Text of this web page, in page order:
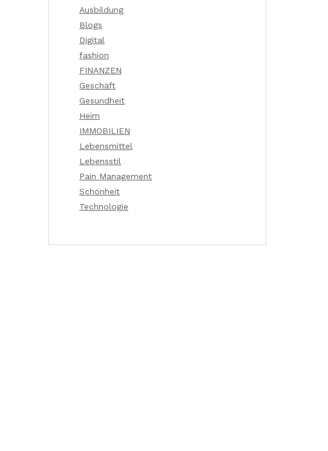
Ausbildung
Blogs
Digital
fashion
FINANZEN
Geschäft
Gesundheit
Heim
IMMOBILIEN
Lebensmittel
Lebensstil
Pain Management
Schönheit
Technologie